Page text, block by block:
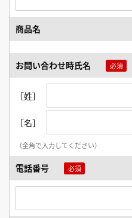
商品名
お問い合わせ時氏名
［姓］
［名］
（全角で入力してください）
電話番号